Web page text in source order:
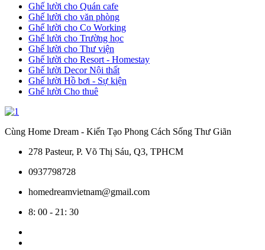
Ghế lười cho Quán cafe
Ghế lười cho văn phòng
Ghế lười cho Co Working
Ghế lười cho Trường học
Ghế lười cho Thư viện
Ghế lười cho Resort - Homestay
Ghế lười Decor Nội thất
Ghế lười Hồ bơi - Sự kiện
Ghế lười Cho thuê
Cùng Home Dream - Kiến Tạo Phong Cách Sống Thư Giãn
278 Pasteur, P. Võ Thị Sáu, Q3, TPHCM
0937798728
homedreamvietnam@gmail.com
8: 00 - 21: 30